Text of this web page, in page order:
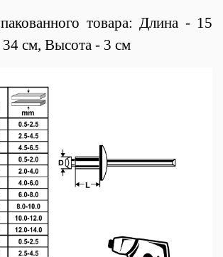
товара: Длина - 15
см, Высота - 3 см